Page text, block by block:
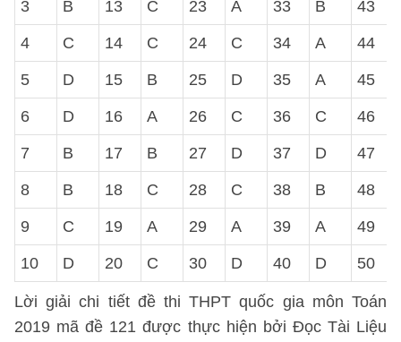
3 B 13 C 23 A 33 B 43
4 C 14 C 24 C 34 A 44
5 D 15 B 25 D 35 A 45
6 D 16 A 26 C 36 C 46
7 B 17 B 27 D 37 D 47
8 B 18 C 28 C 38 B 48
9 C 19 A 29 A 39 A 49
10 D 20 C 30 D 40 D 50
Lời giải chi tiết đề thi THPT quốc gia môn Toán
2019 mã đề 121 được thực hiện bởi Đọc Tài Liệu